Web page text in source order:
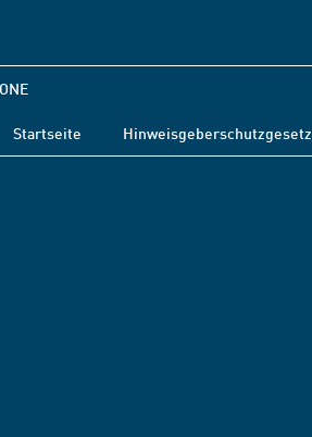
Startseite Hinweisgeberschutzgesetz